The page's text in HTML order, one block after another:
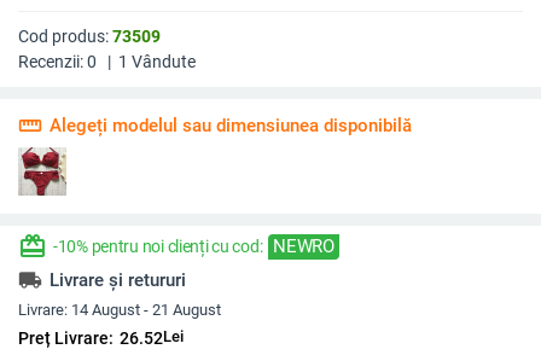
Cod produs:73509
Recenzii:0 | 1 Vândute
straighten Alegeți modelul sau dimensiunea disponibilă
redeem -10% pentru noi clienți cu cod: NEWRO
local_shipping Livrare și retururi
Livrare: 14 August - 21 August
Preț Livrare: 26.52Lei